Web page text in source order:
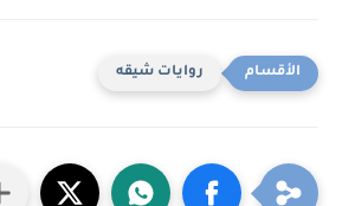
روايات شيقه